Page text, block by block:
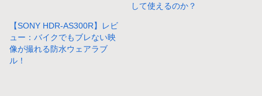
して使えるのか？
【SONY HDR-AS300R】レビ
ュー：バイクでもブレない映
像が撮れる防水ウェアラブ
ル！